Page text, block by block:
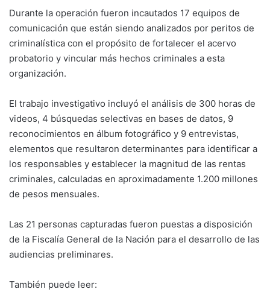
Durante la operación fueron incautados 17 equipos de
comunicación que están siendo analizados por peritos de
criminalística con el propósito de fortalecer el acervo
probatorio y vincular más hechos criminales a esta
organización.
El trabajo investigativo incluyó el análisis de 300 horas de
videos, 4 búsquedas selectivas en bases de datos, 9
reconocimientos en álbum fotográfico y 9 entrevistas,
elementos que resultaron determinantes para identificar a
los responsables y establecer la magnitud de las rentas
criminales, calculadas en aproximadamente 1.200 millones
de pesos mensuales.
Las 21 personas capturadas fueron puestas a disposición
de la Fiscalía General de la Nación para el desarrollo de las
audiencias preliminares.
También puede leer: